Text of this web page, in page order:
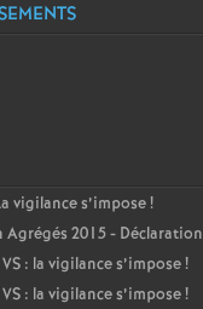
vigilance s’impose!
2015 - Déclaration
VS : la vigilance s’impose!
VS : la vigilance s’impose!